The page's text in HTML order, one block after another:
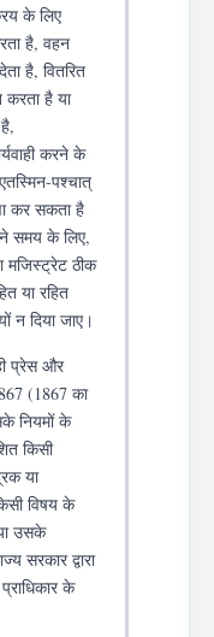
के लिए
है, वहन
है, वितरित
करता है या
करने के
पश्चात्
कर सकता है
समय के लिए,
मजिस्ट्रेट ठीक
या रहित
न दिया जाए।
प्रेस और
(1867 का
नियमों के
किसी
या
विषय के
उसके
सरकार द्वारा
के